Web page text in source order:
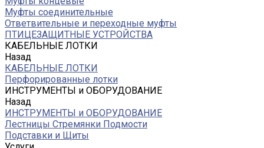
Муфты соединительные
Ответвительные и переходные муфты
ПТИЦЕЗАЩИТНЫЕ УСТРОЙСТВА
КАБЕЛЬНЫЕ ЛОТКИ
Назад
КАБЕЛЬНЫЕ ЛОТКИ
Перфорированные лотки
ИНСТРУМЕНТЫ и ОБОРУДОВАНИЕ
Назад
ИНСТРУМЕНТЫ и ОБОРУДОВАНИЕ
Лестницы Стремянки Подмости
Подставки и Щиты